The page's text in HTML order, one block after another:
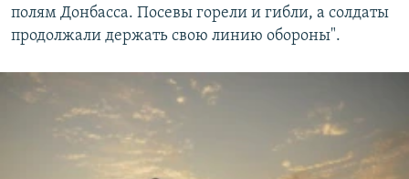
полям Донбасса. Посевы горели и гибли, а солдаты
продолжали держать свою линию обороны".